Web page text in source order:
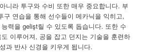
니라 투구와 수비 또한 매우 중요합니다. 부
구 연습을 통해 선수들이 메카닉을 익히고,
력을 gelişt릴 수 있도록 돕습니다. 또한 수
이루어져, 공을 잡고 던지는 기술을 훈련하
과 반사 신경을 키우게 됩니다.